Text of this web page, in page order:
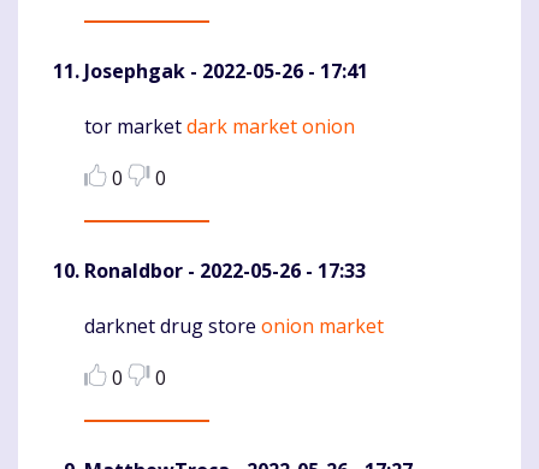
Josephgak - 2022-05-26 - 17:41
Komentaras
tor marketdark market onion
0
0
Ronaldbor - 2022-05-26 - 17:33
Komentaras
darknet drug store onion market
0
0